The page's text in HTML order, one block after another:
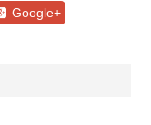
Google+